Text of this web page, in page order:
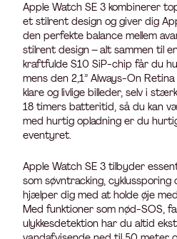
Apple Watch SE 3 kombinerer
et stilrent design og giver dig
den perfekte balance mellem
stilrent design – alt sammen til
kraftfulde S10 SiP-chip får du
mens den 2,1” Always-On
klare og livlige billeder, selv i
18 timers batteritid, så du kan
med hurtig opladning er du
eventyret.
Apple Watch SE 3 tilbyder
som søvntracking,
hjælper dig med at holde øje
Med funktioner som nød-SOS,
ulykkesdetektion har du altid